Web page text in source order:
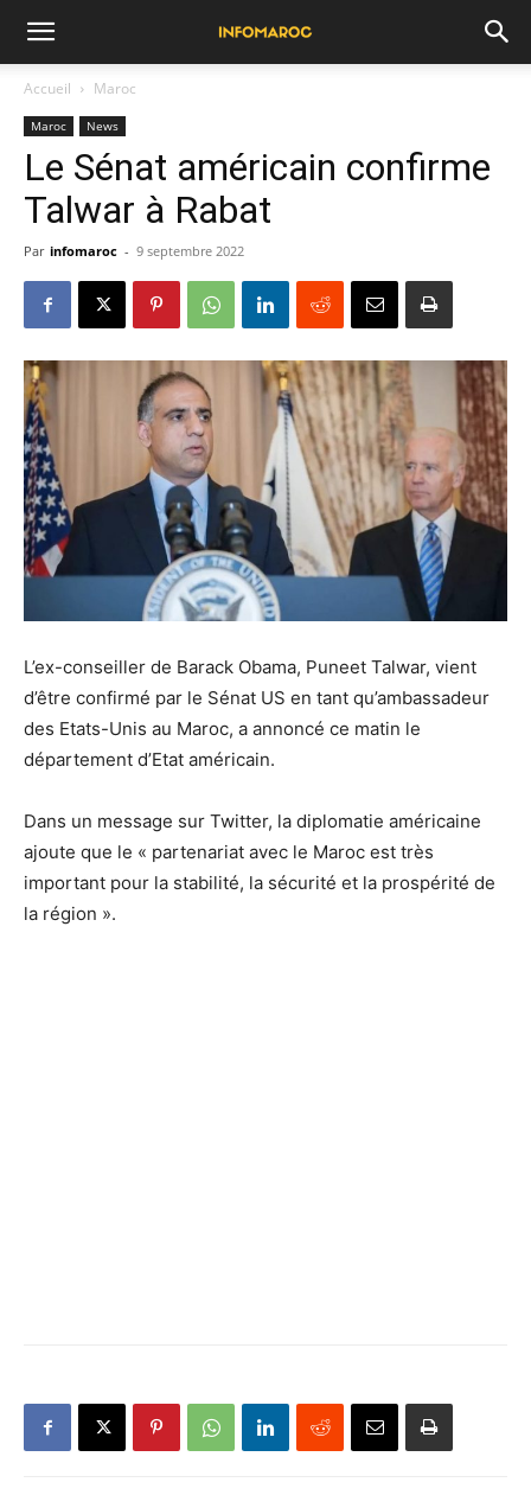
Accueil Maroc
Maroc News
Le Sénat américain confirme
Talwar à Rabat
Par infomaroc - 9 septembre 2022
L’ex-conseiller de Barack Obama, Puneet Talwar, vient
d’être confirmé par le Sénat US en tant qu’ambassadeur
des Etats-Unis au Maroc, a annoncé ce matin le
département d’Etat américain.
Dans un message sur Twitter, la diplomatie américaine
ajoute que le « partenariat avec le Maroc est très
important pour la stabilité, la sécurité et la prospérité de
la région ».